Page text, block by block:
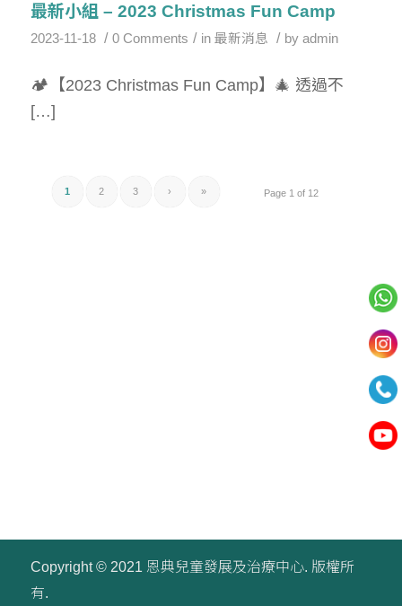
最新小組 – 2023 Christmas Fun Camp
2023-11-18 / 0 Comments / in 最新消息 / by admin
🏕️【2023 Christmas Fun Camp】🎄 透過不
[…]
Page 1 of 12
1 2 3 › »
Copyright © 2021 恩典兒童發展及治療中心. 版權所
有.